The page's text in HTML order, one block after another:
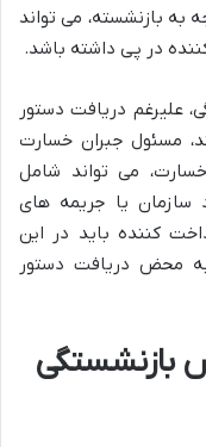
به بازنشسته، می تواند
در پی داشته باشد.
علیرغم دریافت دستور
مسئول جبران خسارت
می تواند شامل
سازمان یا جریمه های
کننده باید در این
محض دریافت دستور
بازنشستگی